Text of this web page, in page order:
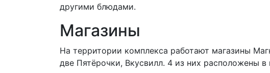
другими блюдами.
Магазины
На территории комплекса работают магазины
две Пятёрочки, Вкусвилл. 4 из них расположены в